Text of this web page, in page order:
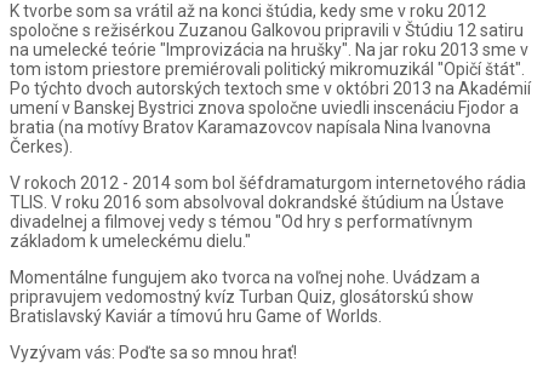
K tvorbe som sa vrátil až na konci štúdia, kedy sme v roku 2012
spoločne s režisérkou Zuzanou Galkovou pripravili v Štúdiu 12 satiru
na umelecké teórie "Improvizácia na hrušky". Na jar roku 2013 sme v
tom istom priestore premiérovali politický mikromuzikál "Opičí štát".
Po týchto dvoch autorských textoch sme v októbri 2013 na Akadémií
umení v Banskej Bystrici znova spoločne uviedli inscenáciu Fjodor a
bratia (na motívy Bratov Karamazovcov napísala Nina Ivanovna
Čerkes).
V rokoch 2012 - 2014 som bol šéfdramaturgom internetového rádia
TLIS. V roku 2016 som absolvoval dokrandské štúdium na Ústave
divadelnej a filmovej vedy s témou "Od hry s performatívnym
základom k umeleckému dielu."
Momentálne fungujem ako tvorca na voľnej nohe. Uvádzam a
pripravujem vedomostný kvíz Turban Quiz, glosátorskú show
Bratislavský Kaviár a tímovú hru Game of Worlds.
Vyzývam vás: Poďte sa so mnou hrať!